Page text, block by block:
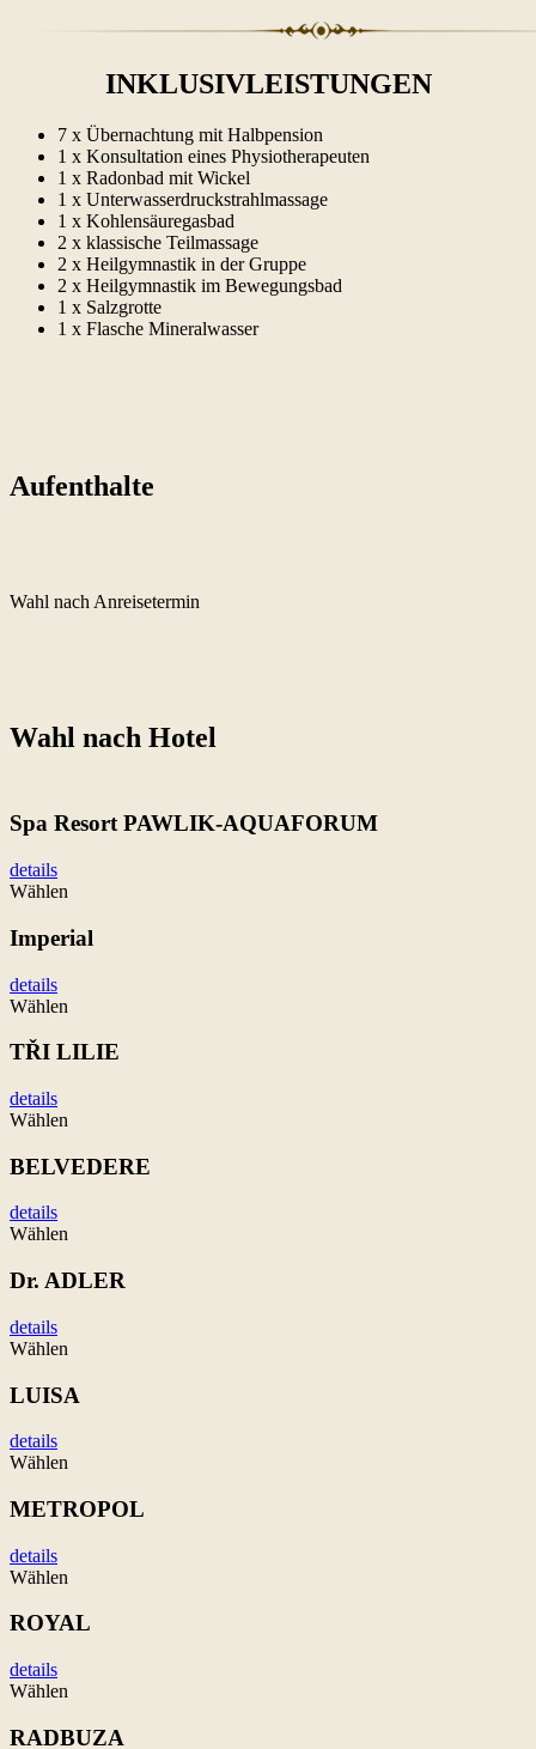
INKLUSIVLEISTUNGEN
7 x Übernachtung mit Halbpension
1 x Konsultation eines Physiotherapeuten
1 x Radonbad mit Wickel
1 x Unterwasserdruckstrahlmassage
1 x Kohlensäuregasbad
2 x klassische Teilmassage
2 x Heilgymnastik in der Gruppe
2 x Heilgymnastik im Bewegungsbad
1 x Salzgrotte
1 x Flasche Mineralwasser
Aufenthalte
Wahl nach Anreisetermin
Wahl nach Hotel
Spa Resort PAWLIK-AQUAFORUM
details
Wählen
Imperial
details
Wählen
TŘI LILIE
details
Wählen
BELVEDERE
details
Wählen
Dr. ADLER
details
Wählen
LUISA
details
Wählen
METROPOL
details
Wählen
ROYAL
details
Wählen
RADBUZA